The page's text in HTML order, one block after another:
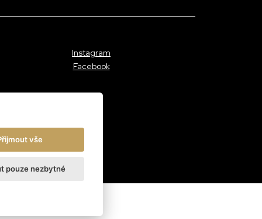
Instagram
Facebook
vše
pouze nezbytné